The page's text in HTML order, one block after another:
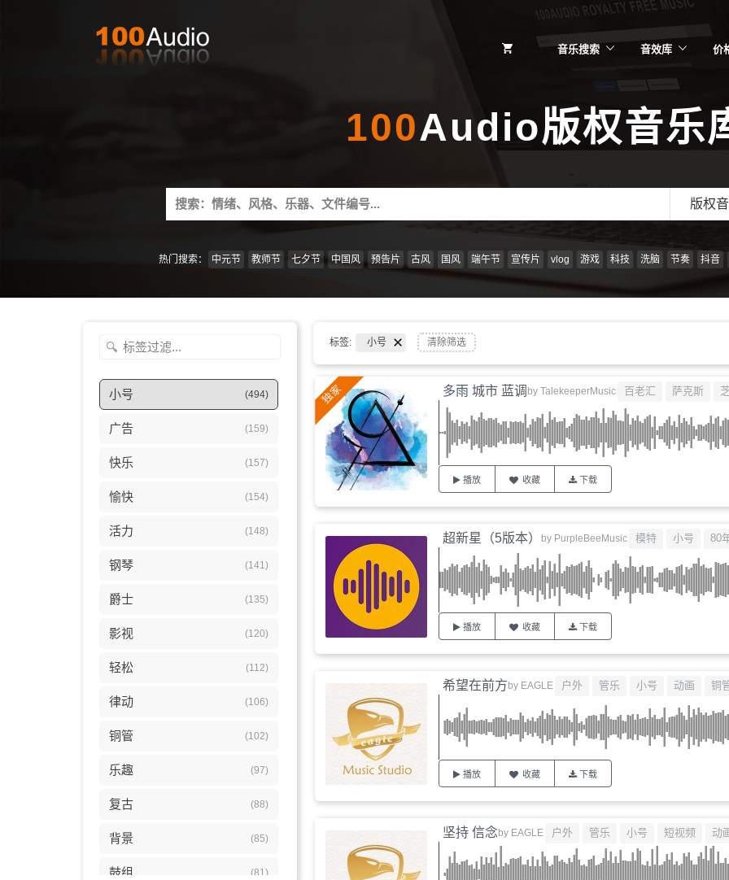
音乐搜索 音效库 价
100Audio版权音乐
Search
for:
版权
热门搜索： 中元节 教师节 七夕节 中国风 预告片 古风 国风 端午节 宣传片 vlog 游戏 科技 洗脑 节奏 抖音
小号 (494)
广告 (159)
快乐 (157)
愉快 (154)
活力 (148)
钢琴 (141)
爵士 (135)
影视 (120)
轻松 (112)
律动 (106)
铜管 (102)
乐趣 (97)
复古 (88)
背景 (85)
鼓组 (81)
标签: 小号 清除筛选
多雨 城市 蓝调 by TalekeeperMusic 百老汇 萨克斯
播放 收藏 下载
超新星（5版本） by PurpleBeeMusic 模特 小号 80
播放 收藏 下载
希望在前方by EAGLE 户外 管乐 小号 动画 铜
播放 收藏 下载
坚持 信念by EAGLE 户外 管乐 小号 短视频 动